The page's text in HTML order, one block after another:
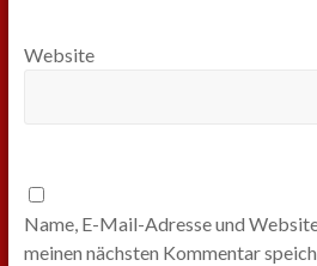
Website
Name, E-Mail-Adresse und
meinen nächsten Kommentar